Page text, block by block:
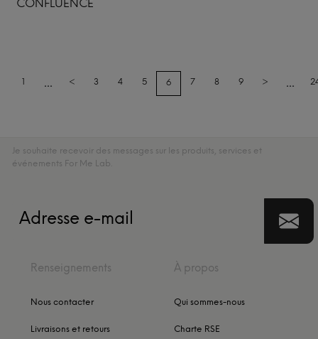
CONFLUENCE
1 ... < 3 4 5 6 7 8 9 > ...
Je souhaite recevoir des messages sur les produits, services et
événements For Me Lab.
Renseignements
Nous contacter
Livraisons et retours
À propos
Qui sommes-nous
Charte RSE